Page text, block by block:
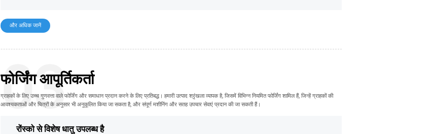
और अधिक जानें
03
फोर्जिंग आपूर्तिकर्ता
ग्राहकों के लिए उच्च गुणवत्ता वाले फोर्जिंग और समाधान प्रदान करने के लिए प्रतिबद्ध। हमारी उत्पाद श्रृंखला व्यापक है, जिसमें विभिन्न नियमित फोर्जिंग शामिल हैं, जिन्हें ग्राहकों की
आवश्यकताओं और चित्रों के अनुसार भी अनुकूलित किया जा सकता है, और संपूर्ण मशीनिंग और सतह उपचार सेवाएं प्रदान की जा सकती हैं।
रोंस्को से विशेष धातु उपलब्ध है